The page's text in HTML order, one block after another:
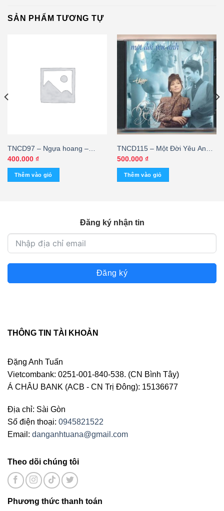
SẢN PHẨM TƯƠNG TỰ
TNCD97 – Ngựa hoang –
Nguyễn Hưng @ – cái
400.000 ₫
Thêm vào giỏ
TNCD115 – Một Đời Yêu Anh –
Ái Vân – Nguyễn Hưng (3G)
KGTUS – cái
500.000 ₫
Thêm vào giỏ
Đăng ký nhận tin
Đăng ký
THÔNG TIN TÀI KHOẢN
Đặng Anh Tuấn
Vietcombank: 0251-001-840-538. (CN Bình Tây)
Á CHÂU BANK (ACB - CN Trị Đông): 15136677
Địa chỉ: Sài Gòn
Số điện thoại: 0945821522
Email: danganhtuana@gmail.com
Theo dõi chúng tôi
Phương thức thanh toán